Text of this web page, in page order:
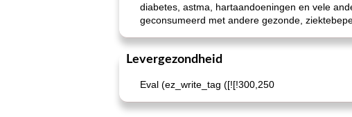
diabetes, astma, hartaandoeningen en vele
geconsumeerd met andere gezonde,
Levergezondheid
Eval (ez_write_tag ([![!300,250